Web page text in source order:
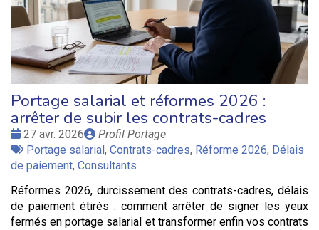
Portage salarial et réformes 2026 :
arrêter de subir les contrats-cadres
Date
:
27 avr. 2026
Publié
par
Profil Portage
Tags
:
Portage salarial , Contrats-cadres, Réforme 2026, Délais
de paiement, Consultants
Réformes 2026, durcissement des contrats-cadres, délais
de paiement étirés : comment arrêter de signer les yeux
fermés en portage salarial et transformer enfin vos contrats